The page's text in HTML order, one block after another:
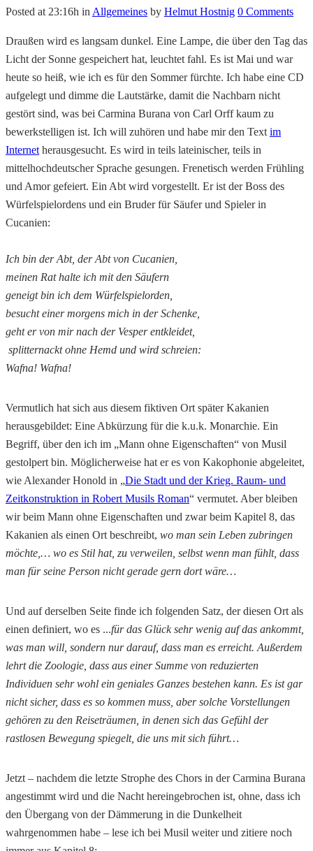
Posted at 23:16h in Allgemeines by Helmut Hostnig 0 Comments
Draußen wird es langsam dunkel. Eine Lampe, die über den Tag das
Licht der Sonne gespeichert hat, leuchtet fahl. Es ist Mai und war
heute so heiß, wie ich es für den Sommer fürchte. Ich habe eine CD
aufgelegt und dimme die Lautstärke, damit die Nachbarn nicht
gestört sind, was bei Carmina Burana von Carl Orff kaum zu
bewerkstelligen ist. Ich will zuhören und habe mir den Text im
Internet herausgesucht. Es wird in teils lateinischer, teils in
mittelhochdeutscher Sprache gesungen. Frenetisch werden Frühling
und Amor gefeiert. Ein Abt wird vorgestellt. Er ist der Boss des
Würfelspielordens und ein Bruder für Säufer und Spieler in
Cucanien:
Ich bin der Abt, der Abt von Cucanien,
meinen Rat halte ich mit den Säufern
geneigt bin ich dem Würfelspielorden,
besucht einer morgens mich in der Schenke,
geht er von mir nach der Vesper entkleidet,
splitternackt ohne Hemd und wird schreien:
Wafna! Wafna!
Vermutlich hat sich aus diesem fiktiven Ort später Kakanien
herausgebildet: Eine Abkürzung für die k.u.k. Monarchie. Ein
Begriff, über den ich im „Mann ohne Eigenschaften“ von Musil
gestolpert bin. Möglicherweise hat er es von Kakophonie abgeleitet,
wie Alexander Honold in „Die Stadt und der Krieg. Raum- und
Zeitkonstruktion in Robert Musils Roman“ vermutet. Aber bleiben
wir beim Mann ohne Eigenschaften und zwar beim Kapitel 8, das
Kakanien als einen Ort beschreibt, wo man sein Leben zubringen
möchte,… wo es Stil hat, zu verweilen, selbst wenn man fühlt, dass
man für seine Person nicht gerade gern dort wäre…
Und auf derselben Seite finde ich folgenden Satz, der diesen Ort als
einen definiert, wo es ...für das Glück sehr wenig auf das ankommt,
was man will, sondern nur darauf, dass man es erreicht. Außerdem
lehrt die Zoologie, dass aus einer Summe von reduzierten
Individuen sehr wohl ein geniales Ganzes bestehen kann. Es ist gar
nicht sicher, dass es so kommen muss, aber solche Vorstellungen
gehören zu den Reiseträumen, in denen sich das Gefühl der
rastlosen Bewegung spiegelt, die uns mit sich führt…
Jetzt – nachdem die letzte Strophe des Chors in der Carmina Burana
angestimmt wird und die Nacht hereingebrochen ist, ohne, dass ich
den Übergang von der Dämmerung in die Dunkelheit
wahrgenommen habe – lese ich bei Musil weiter und zitiere noch